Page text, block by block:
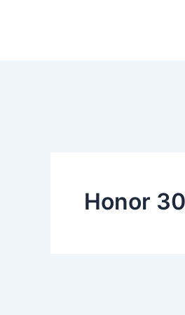
Honor